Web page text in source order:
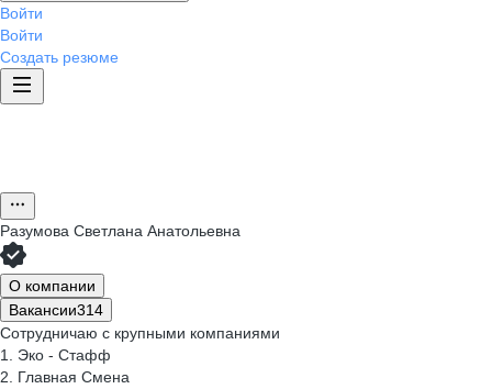
Войти
Войти
Создать резюме
Разумова Светлана Анатольевна
О компании
Вакансии314
Сотрудничаю с крупными компаниями
1. Эко - Стафф
2. Главная Смена